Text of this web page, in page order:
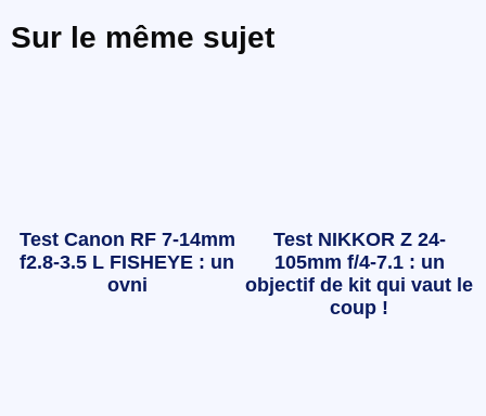
Sur le même sujet
Test Canon RF 7-14mm
f2.8-3.5 L FISHEYE : un
ovni
Test NIKKOR Z 24-
105mm f/4-7.1 : un
objectif de kit qui vaut le
coup !